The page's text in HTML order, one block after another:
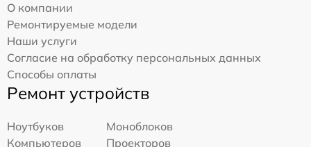
О компании
Ремонтируемые модели
Наши услуги
Согласие на обработку персональных данных
Способы оплаты
Ремонт устройств
Ноутбуков
Моноблоков
Компьютеров
Проекторов